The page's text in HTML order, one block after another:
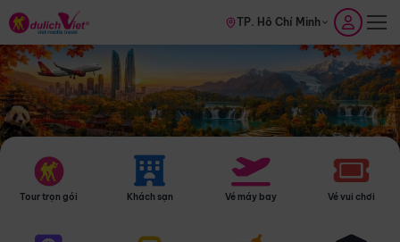
TP. Hồ Chí Minh
Tour trọn gói Khách sạn Vé máy bay Vé vui chơi